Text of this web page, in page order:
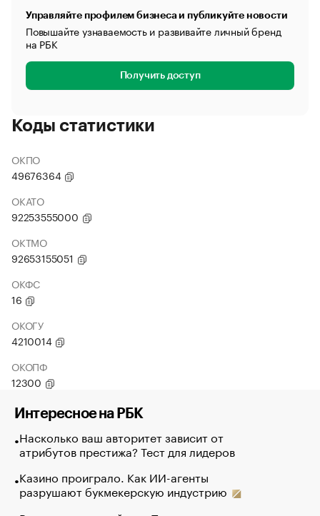
Управляйте профилем бизнеса и публикуйте новости
Повышайте узнаваемость и развивайте личный бренд
на РБК
Получить доступ
Коды статистики
ОКПО
49676364
ОКАТО
92253555000
ОКТМО
92653155051
ОКФС
16
ОКОГУ
4210014
ОКОПФ
12300
Интересное на РБК
Насколько ваш авторитет зависит от
атрибутов престижа? Тест для лидеров
Казино проиграло. Как ИИ-агенты
разрушают букмекерскую индустрию